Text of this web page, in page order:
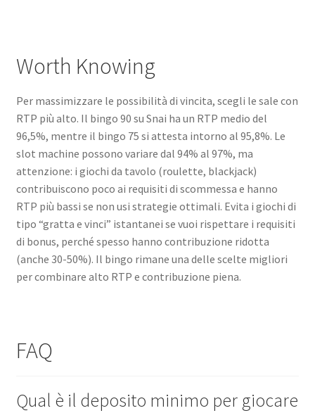
Worth Knowing
Per massimizzare le possibilità di vincita, scegli le sale con
RTP più alto. Il bingo 90 su Snai ha un RTP medio del
96,5%, mentre il bingo 75 si attesta intorno al 95,8%. Le
slot machine possono variare dal 94% al 97%, ma
attenzione: i giochi da tavolo (roulette, blackjack)
contribuiscono poco ai requisiti di scommessa e hanno
RTP più bassi se non usi strategie ottimali. Evita i giochi di
tipo “gratta e vinci” istantanei se vuoi rispettare i requisiti
di bonus, perché spesso hanno contribuzione ridotta
(anche 30-50%). Il bingo rimane una delle scelte migliori
per combinare alto RTP e contribuzione piena.
FAQ
Qual è il deposito minimo per giocare